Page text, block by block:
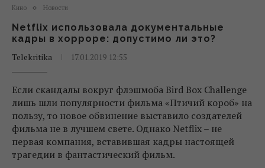
Кино Новости
Netflix использовала документальные
кадры в хорроре: допустимо ли это?
Telekritika
17.01.2019 12:55
Если скандалы вокруг флэшмоба Bird Box Challenge
лишь шли популярности фильма «Птичий короб» на
пользу, то новое обвинение выставило создателей
фильма не в лучшем свете. Однако Netflix – не
первая компания, вставившая кадры настоящей
трагедии в фантастический фильм.